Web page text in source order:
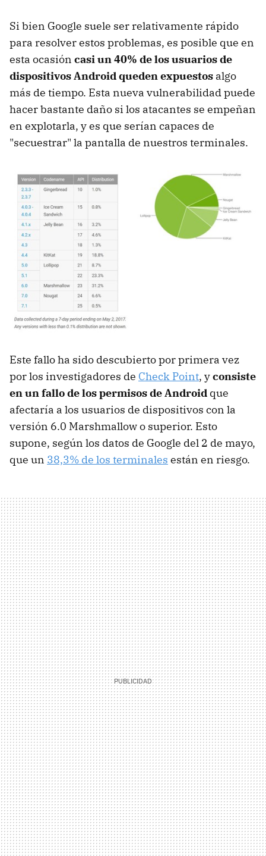
Si bien Google suele ser relativamente rápido
para resolver estos problemas, es posible que en
esta ocasión casi un 40% de los usuarios de
dispositivos Android queden expuestos algo
más de tiempo. Esta nueva vulnerabilidad puede
hacer bastante daño si los atacantes se empeñan
en explotarla, y es que serían capaces de
"secuestrar" la pantalla de nuestros terminales.
Este fallo ha sido descubierto por primera vez
por los investigadores de Check Point, yconsiste
en un fallo de los permisos de Android que
afectaría a los usuarios de dispositivos con la
versión 6.0 Marshmallow o superior. Esto
supone, según los datos de Google del 2 de mayo,
que un 38,3% de los terminales están en riesgo.